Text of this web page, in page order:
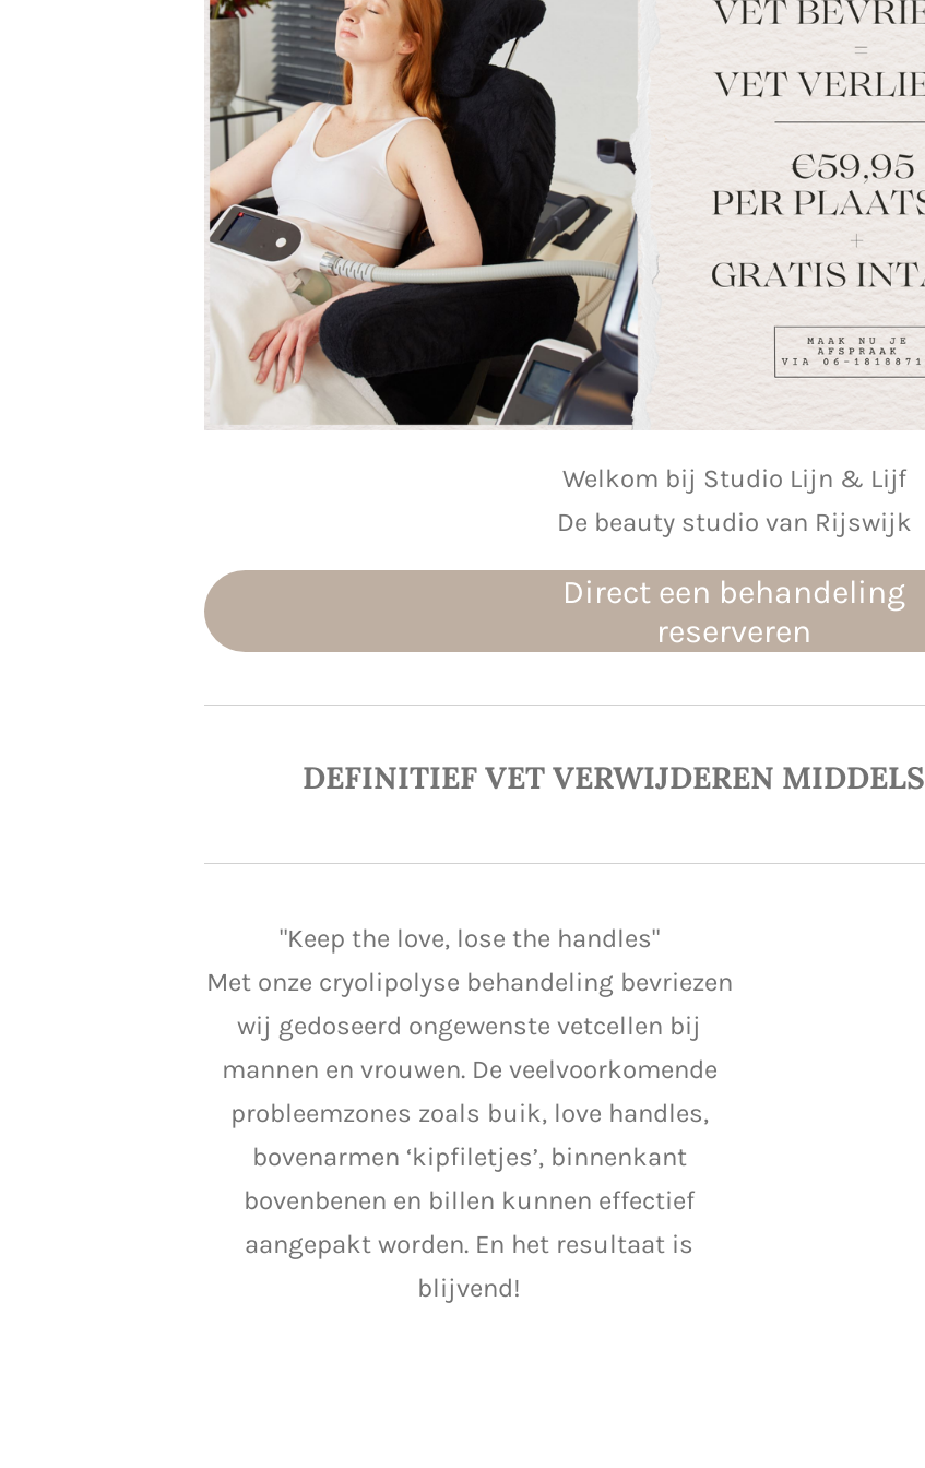
Welkom bij Studio Lijn & Lijf
De beauty studio van Rijswijk
Direct een behandeling
reserveren
DEFINITIEF VET VERWIJDEREN MIDDELS
"Keep the love, lose the handles"
Met onze cryolipolyse behandeling bevriezen
wij gedoseerd ongewenste vetcellen bij
mannen en vrouwen. De veelvoorkomende
probleemzones zoals buik, love handles,
bovenarmen ‘kipfiletjes’, binnenkant
bovenbenen en billen kunnen effectief
aangepakt worden. En het resultaat is
blijvend!